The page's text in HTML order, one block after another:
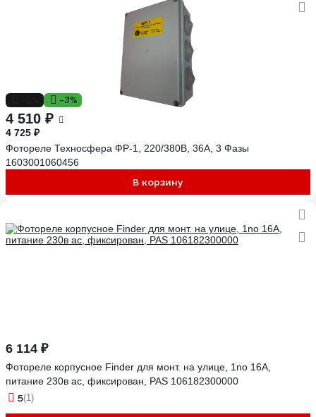
-3%
4 510 ₽
4 725 ₽
Фотореле Техносфера ФР-1, 220/380В, 36А, 3 Фазы
1603001060456
В корзину
6 114 ₽
Фотореле корпусное Finder для монт. на улице, 1no 16A,
питание 230в аc, фиксирован, PAS 106182300000
5(1)